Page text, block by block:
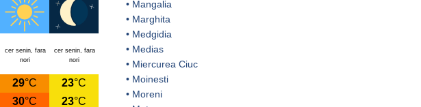
cer senin, fara
nori
cer senin, fara
nori
29°C 23°C
30°C 23°C
• Mangalia
• Marghita
• Medgidia
• Medias
• Miercurea Ciuc
• Moinesti
• Moreni